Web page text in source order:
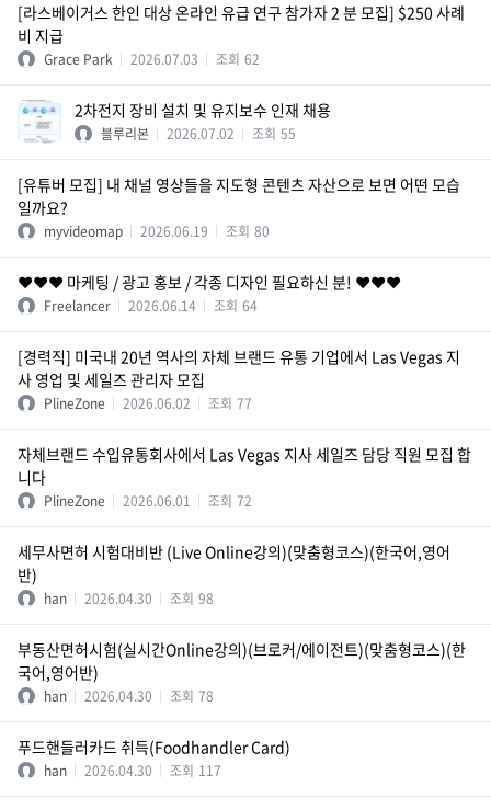
[라스베이거스 한인 대상 온라인 유급 연구 참가자 2 분 모집] $250 사례
비 지급
Grace Park 2026.07.03 조회 62
2차전지 장비 설치 및 유지보수 인재 채용
블루리본 2026.07.02 조회 55
[유튜버 모집] 내 채널 영상들을 지도형 콘텐츠 자산으로 보면 어떤 모습
일까요?
myvideomap 2026.06.19 조회 80
❤️❤️❤️ 마케팅 / 광고 홍보 / 각종 디자인 필요하신 분! ❤️❤️❤️
Freelancer 2026.06.14 조회 64
[경력직] 미국내 20년 역사의 자체 브랜드 유통 기업에서 Las Vegas 지
사 영업 및 세일즈 관리자 모집
PlineZone 2026.06.02 조회 77
자체브랜드 수입유통회사에서 Las Vegas 지사 세일즈 담당 직원 모집 합
니다
PlineZone 2026.06.01 조회 72
세무사면허 시험대비반 (Live Online강의)(맞춤형코스)(한국어,영어
반)
han 2026.04.30 조회 98
부동산면허시험(실시간Online강의)(브로커/에이전트)(맞춤형코스)(한
국어,영어반)
han 2026.04.30 조회 78
푸드핸들러카드 취득(Foodhandler Card)
han 2026.04.30 조회 117